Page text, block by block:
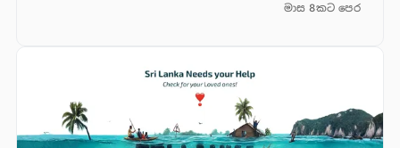
මාස 8කට පෙර